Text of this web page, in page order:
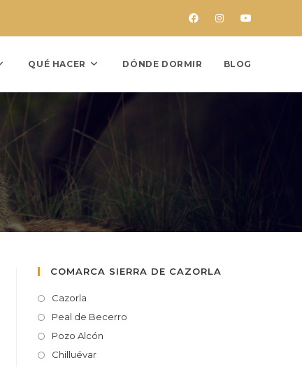
QUÉ HACER DÓNDE DORMIR BLOG
COMARCA SIERRA DE CAZORLA
Cazorla
Peal de Becerro
Pozo Alcón
Chilluévar